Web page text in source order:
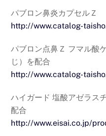
パブロン鼻炎カプセルＺ
http://www.catalog-
パブロン点鼻Ｚ フマル酸
じ）を配合
http://www.catalog-
ハイガード 塩酸アゼラス
配合
http://www.eisai.co.jp/